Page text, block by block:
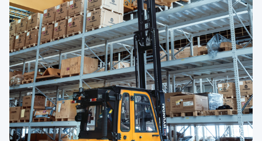
Notícias
Formação
Contactos